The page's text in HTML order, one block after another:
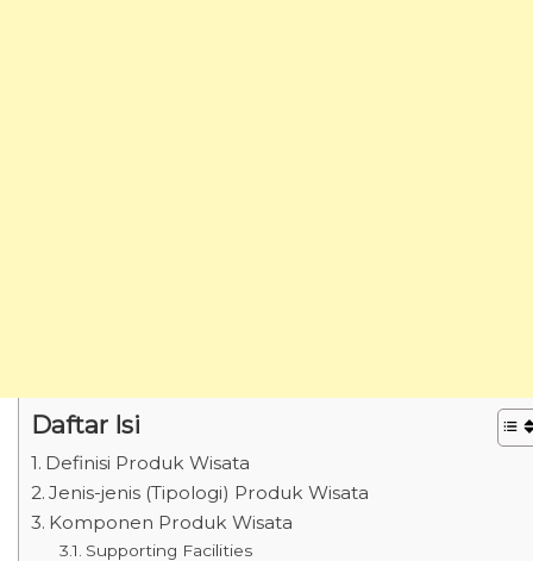
Daftar Isi
Definisi Produk Wisata
Jenis-jenis (Tipologi) Produk Wisata
Komponen Produk Wisata
Supporting Facilities